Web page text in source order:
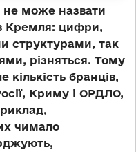
не може назвати
Кремля: цифри,
структурами, так
різняться. Тому
бранців,
Криму і ОРДЛО,
чимало